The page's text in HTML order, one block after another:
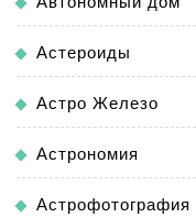
Астероиды
Астро Железо
Астрономия
Астрофотография